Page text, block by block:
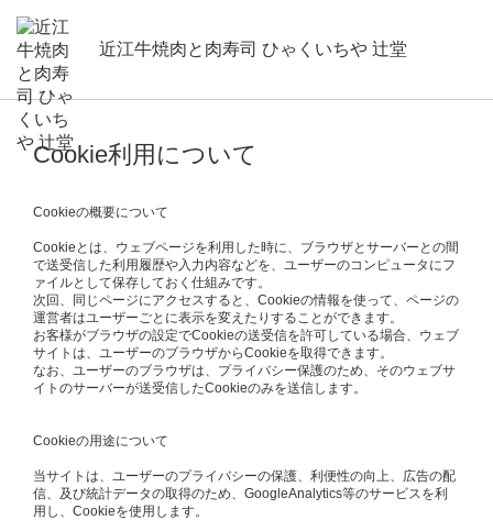
近江牛焼肉と肉寿司 ひゃくいちや 辻堂
Cookie利用について
Cookieの概要について
Cookieとは、ウェブページを利用した時に、ブラウザとサーバーとの間
で送受信した利用履歴や入力内容などを、ユーザーのコンピュータにフ
ァイルとして保存しておく仕組みです。
次回、同じページにアクセスすると、Cookieの情報を使って、ページの
運営者はユーザーごとに表示を変えたりすることができます。
お客様がブラウザの設定でCookieの送受信を許可している場合、ウェブ
サイトは、ユーザーのブラウザからCookieを取得できます。
なお、ユーザーのブラウザは、プライバシー保護のため、そのウェブサ
イトのサーバーが送受信したCookieのみを送信します。
Cookieの用途について
当サイトは、ユーザーのプライバシーの保護、利便性の向上、広告の配
信、及び統計データの取得のため、GoogleAnalytics等のサービスを利
用し、Cookieを使用します。